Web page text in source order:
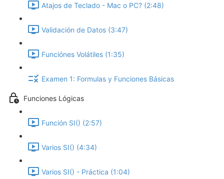
Atajos de Teclado - Mac o PC? (2:48)
Validación de Datos (3:47)
Funciónes Volátiles (1:35)
Examen 1: Formulas y Funciones Básicas
Funciones Lógicas
Función SI() (2:57)
Varios SI() (4:34)
Varios SI() - Práctica (1:04)